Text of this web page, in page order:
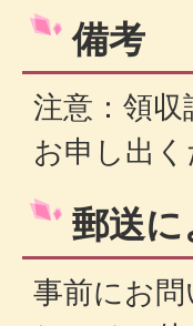
備考
注意：領
お申し出く
郵送
事前にお